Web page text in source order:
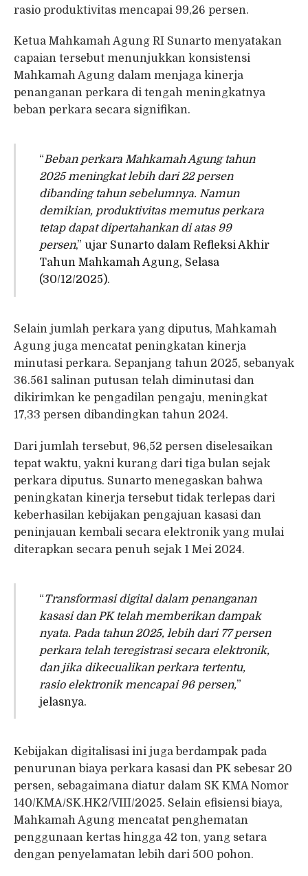
rasio produktivitas mencapai 99,26 persen.
Ketua Mahkamah Agung RI Sunarto menyatakan
capaian tersebut menunjukkan konsistensi
Mahkamah Agung dalam menjaga kinerja
penanganan perkara di tengah meningkatnya
beban perkara secara signifikan.
“Beban perkara Mahkamah Agung tahun
2025 meningkat lebih dari 22 persen
dibanding tahun sebelumnya. Namun
demikian, produktivitas memutus perkara
tetap dapat dipertahankan di atas 99
persen,” ujar Sunarto dalam Refleksi Akhir
Tahun Mahkamah Agung, Selasa
(30/12/2025).
Selain jumlah perkara yang diputus, Mahkamah
Agung juga mencatat peningkatan kinerja
minutasi perkara. Sepanjang tahun 2025, sebanyak
36.561 salinan putusan telah diminutasi dan
dikirimkan ke pengadilan pengaju, meningkat
17,33 persen dibandingkan tahun 2024.
Dari jumlah tersebut, 96,52 persen diselesaikan
tepat waktu, yakni kurang dari tiga bulan sejak
perkara diputus. Sunarto menegaskan bahwa
peningkatan kinerja tersebut tidak terlepas dari
keberhasilan kebijakan pengajuan kasasi dan
peninjauan kembali secara elektronik yang mulai
diterapkan secara penuh sejak 1 Mei 2024.
“Transformasi digital dalam penanganan
kasasi dan PK telah memberikan dampak
nyata. Pada tahun 2025, lebih dari 77 persen
perkara telah teregistrasi secara elektronik,
dan jika dikecualikan perkara tertentu,
rasio elektronik mencapai 96 persen,”
jelasnya.
Kebijakan digitalisasi ini juga berdampak pada
penurunan biaya perkara kasasi dan PK sebesar 20
persen, sebagaimana diatur dalam SK KMA Nomor
140/KMA/SK.HK2/VIII/2025. Selain efisiensi biaya,
Mahkamah Agung mencatat penghematan
penggunaan kertas hingga 42 ton, yang setara
dengan penyelamatan lebih dari 500 pohon.